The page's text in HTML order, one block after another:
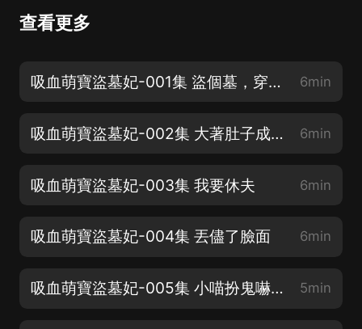
查看更多
吸血萌寶盜墓妃-001集 盜個墓，穿越了？ 6min
吸血萌寶盜墓妃-002集 大著肚子成小三？ 6min
吸血萌寶盜墓妃-003集 我要休夫 6min
吸血萌寶盜墓妃-004集 丟儘了臉面 6min
吸血萌寶盜墓妃-005集 小喵扮鬼嚇人 5min